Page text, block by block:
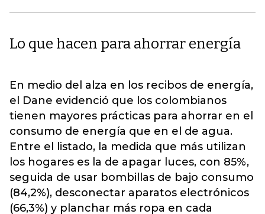
Lo que hacen para ahorrar energía
En medio del alza en los recibos de energía,
el Dane evidenció que los colombianos
tienen mayores prácticas para ahorrar en el
consumo de energía que en el de agua.
Entre el listado, la medida que más utilizan
los hogares es la de apagar luces, con 85%,
seguida de usar bombillas de bajo consumo
(84,2%), desconectar aparatos electrónicos
(66,3%) y planchar más ropa en cada